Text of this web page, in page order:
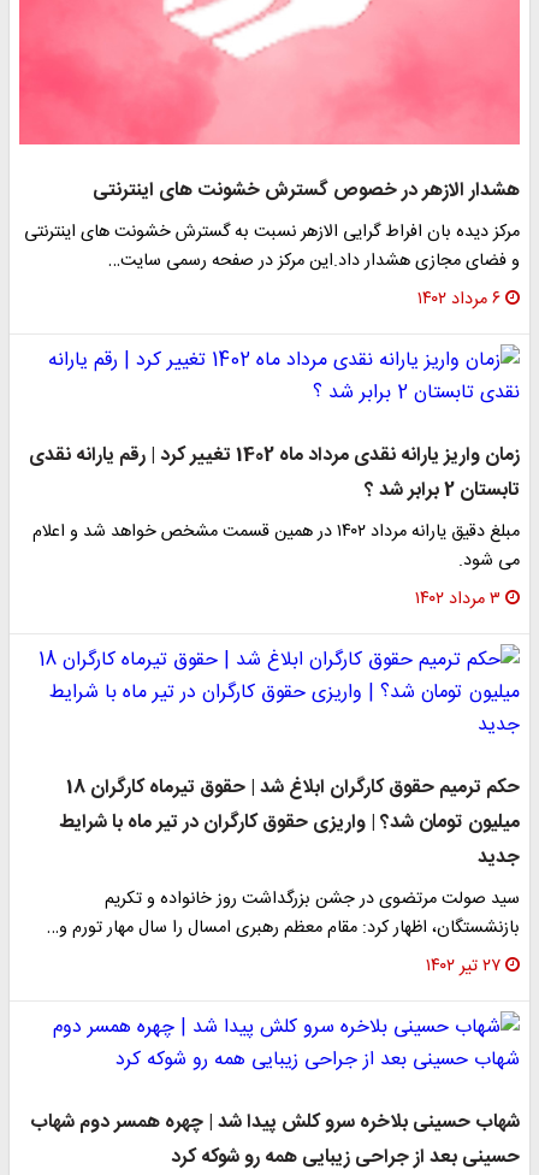
هشدار الازهر در خصوص گسترش خشونت های اینترنتی
مرکز دیده بان افراط گرایی الازهر نسبت به گسترش خشونت های اینترنتی
و فضای مجازی هشدار داد.این مرکز در صفحه رسمی سایت…
۶ مرداد ۱۴۰۲
زمان واریز یارانه نقدی مرداد ماه 1402 تغییر کرد | رقم یارانه نقدی
تابستان 2 برابر شد ؟
مبلغ دقیق یارانه مرداد ۱۴۰۲ در همین قسمت مشخص خواهد شد و اعلام
می شود.
۳ مرداد ۱۴۰۲
حکم ترمیم حقوق کارگران ابلاغ شد | حقوق تیرماه کارگران 18
میلیون تومان شد؟ | واریزی حقوق کارگران در تیر ماه با شرایط
جدید​
سید صولت مرتضوی در جشن بزرگداشت روز خانواده و تکریم
بازنشستگان، اظهار کرد: مقام معظم رهبری امسال را سال مهار تورم و…
۲۷ تیر ۱۴۰۲
شهاب حسینی بلاخره سرو کلش پیدا شد | چهره همسر دوم شهاب
حسینی بعد از جراحی زیبایی همه رو شوکه کرد